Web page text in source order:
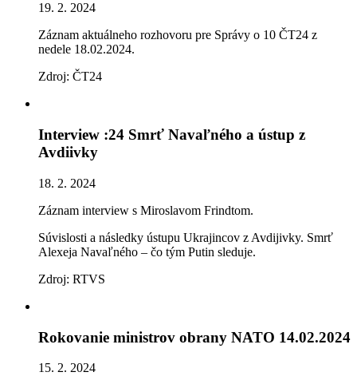
19. 2. 2024
Záznam aktuálneho rozhovoru pre Správy o 10 ČT24 z
nedele 18.02.2024.
Zdroj: ČT24
Interview :24 Smrť Navaľného a ústup z
Avdiivky
18. 2. 2024
Záznam interview s Miroslavom Frindtom.
Súvislosti a následky ústupu Ukrajincov z Avdijivky. Smrť
Alexeja Navaľného – čo tým Putin sleduje.
Zdroj: RTVS
Rokovanie ministrov obrany NATO 14.02.2024
15. 2. 2024